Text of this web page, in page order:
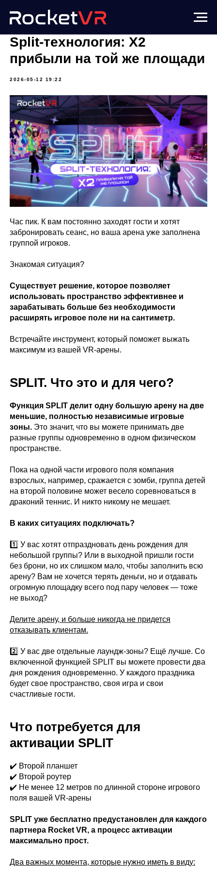
Split-технология: Х2
прибыли на той же площади
2026-05-12 19:22
Час пик. К вам постоянно заходят гости и хотят
забронировать сеанс, но ваша арена уже заполнена
группой игроков.
Знакомая ситуация?
Существует решение, которое позволяет
использовать пространство эффективнее и
зарабатывать больше без необходимости
расширять игровое поле ни на сантиметр.
Встречайте инструмент, который поможет выжать
максимум из вашей VR-арены.
SPLIT. Что это и для чего?
Функция SPLIT делит одну большую арену на две
меньшие, полностью независимые игровые
зоны. Это значит, что вы можете принимать две
разные группы одновременно в одном физическом
пространстве.
Пока на одной части игрового поля компания
взрослых, например, сражается с зомби, группа детей
на второй половине может весело соревноваться в
драконий теннис. И никто никому не мешает.
В каких ситуациях подключать?
1️⃣ У вас хотят отпраздновать день рождения для
небольшой группы? Или в выходной пришли гости
без брони, но их слишком мало, чтобы заполнить всю
арену? Вам не хочется терять деньги, но и отдавать
огромную площадку всего под пару человек — тоже
не выход?
Делите арену, и больше никогда не придется
отказывать клиентам.
2️⃣ У вас две отдельные лаундж-зоны? Ещё лучше. Со
включенной функцией SPLIT вы можете провести два
дня рождения одновременно. У каждого праздника
будет свое пространство, своя игра и свои
счастливые гости.
Что потребуется для
активации SPLIT
✔️ Второй планшет
✔️ Второй роутер
✔️ Не менее 12 метров по длинной стороне игрового
поля вашей VR-арены
SPLIT уже бесплатно предустановлен для каждого
партнера Rocket VR, а процесс активации
максимально прост.
Два важных момента, которые нужно иметь в виду: